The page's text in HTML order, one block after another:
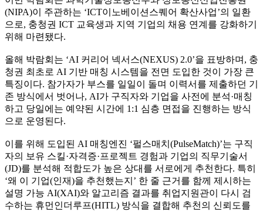
(NIPA)이 주관하는 ‘ICT이노베이션스퀘어 확산사업’의 일환
으로, 충청권 ICT 교육생과 지역 기업의 채용 연계를 강화하기
위해 마련됐다.
올해 박람회는 ‘AI 커리어 넥서스(NEXUS) 2.0’을 표방하며, 충
청권 최초로 AI 기반 매칭 시스템을 전면 도입한 것이 가장 큰
특징이다. 참가자가 부스를 일일이 돌며 이력서를 제출하던 기
존 방식에서 벗어나, AI가 구직자와 기업을 사전에 분석·매칭
하고 당일에는 예약된 시간에 1:1 심층 면접을 진행하는 방식
으로 운영된다.
이를 위해 도입된 AI 매칭엔진 ‘펄스매치(PulseMatch)’는 구직
자의 보유 스킬·자격증·프로젝트 경험과 기업의 직무기술서
(JD)를 분석해 적합도가 높은 상대를 서로에게 추천한다. 특히
‘왜 이 기업(인재)을 추천했는지’ 한 줄 근거를 함께 제시하는
설명 가능 AI(XAI)와 알고리즘 결과를 취업지원관이 다시 검
수하는 휴먼인더루프(HITL) 방식을 결합해 추천의 신뢰도를